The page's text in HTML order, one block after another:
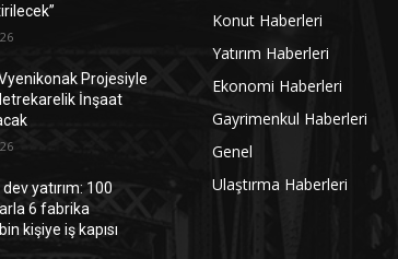
Projesiyle
İnşaat
dev yatırım: 100
6 fabrika
kişiye iş kapısı
Konut Haberleri
Yatırım Haberleri
Ekonomi Haberleri
Gayrimenkul Haberleri
Genel
Ulaştırma Haberleri